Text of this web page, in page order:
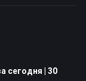
сегодня | 30